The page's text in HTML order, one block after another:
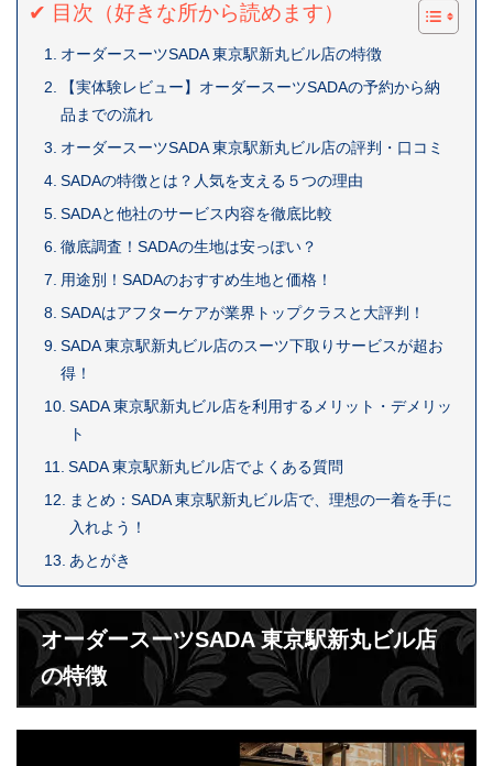
✔ 目次（好きな所から読めます）
オーダースーツSADA 東京駅新丸ビル店の特徴
【実体験レビュー】オーダースーツSADAの予約から納
品までの流れ
オーダースーツSADA 東京駅新丸ビル店の評判・口コミ
SADAの特徴とは？人気を支える５つの理由
SADAと他社のサービス内容を徹底比較
徹底調査！SADAの生地は安っぽい？
用途別！SADAのおすすめ生地と価格！
SADAはアフターケアが業界トップクラスと大評判！
SADA 東京駅新丸ビル店のスーツ下取りサービスが超お
得！
SADA 東京駅新丸ビル店を利用するメリット・デメリッ
ト
SADA 東京駅新丸ビル店でよくある質問
まとめ：SADA 東京駅新丸ビル店で、理想の一着を手に
入れよう！
あとがき
オーダースーツSADA 東京駅新丸ビル店
の特徴